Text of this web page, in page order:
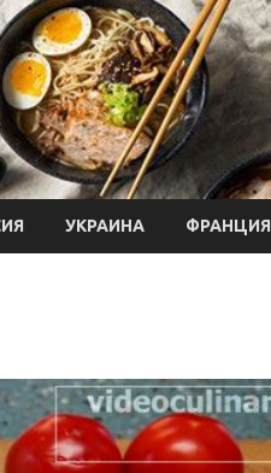
УКРАИНА ФРАНЦИЯ